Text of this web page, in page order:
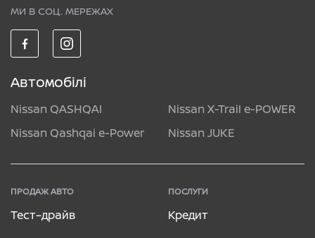
МИ В СОЦ. МЕРЕЖАХ
Автомобілі
Nissan QASHQAI
Nissan X-Trail e-POWER
Nissan Qashqai e-Power
Nissan JUKE
ПРОДАЖ АВТО
Тест–драйв
ПОСЛУГИ
Кредит